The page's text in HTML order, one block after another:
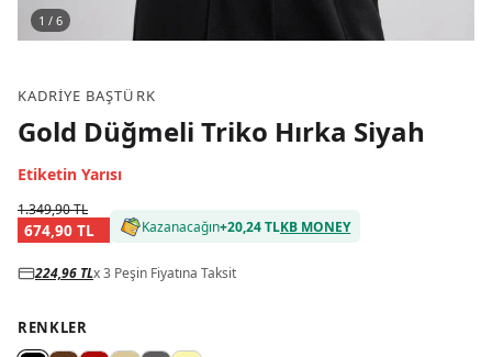
1 / 6
KADRIYE BAŞTÜRK
Gold Düğmeli Triko Hırka Siyah
Etiketin Yarısı
1.349,90 TL
674,90 TL Kazanacağın+20,24 TLKB MONEY
224,96 TLx 3 Peşin Fiyatına Taksit
RENKLER